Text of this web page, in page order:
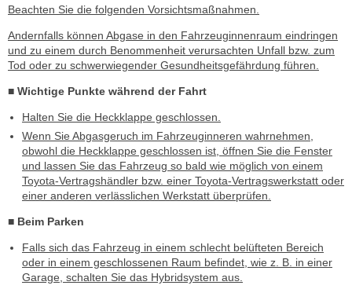
Beachten Sie die folgenden Vorsichtsmaßnahmen.
Andernfalls können Abgase in den Fahrzeuginnenraum eindringen
und zu einem durch Benommenheit verursachten Unfall bzw. zum
Tod oder zu schwerwiegender Gesundheitsgefährdung führen.
■ Wichtige Punkte während der Fahrt
Halten Sie die Heckklappe geschlossen.
Wenn Sie Abgasgeruch im Fahrzeuginneren wahrnehmen,
obwohl die Heckklappe geschlossen ist, öffnen Sie die Fenster
und lassen Sie das Fahrzeug so bald wie möglich von einem
Toyota-Vertragshändler bzw. einer Toyota-Vertragswerkstatt oder
einer anderen verlässlichen Werkstatt überprüfen.
■ Beim Parken
Falls sich das Fahrzeug in einem schlecht belüfteten Bereich
oder in einem geschlossenen Raum befindet, wie z. B. in einer
Garage, schalten Sie das Hybridsystem aus.